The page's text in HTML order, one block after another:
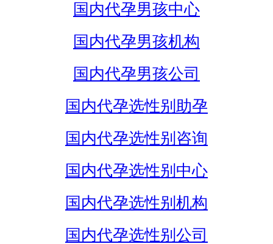
国内代孕男孩中心
国内代孕男孩机构
国内代孕男孩公司
国内代孕选性别助孕
国内代孕选性别咨询
国内代孕选性别中心
国内代孕选性别机构
国内代孕选性别公司